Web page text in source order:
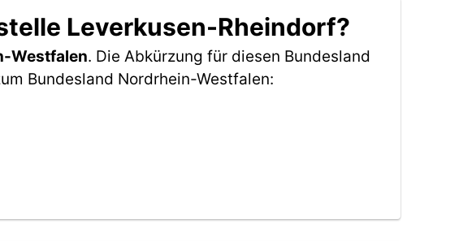
Leverkusen-Rheindorf?
Westfalen. Die Abkürzung für diesen Bundesland
Bundesland Nordrhein-Westfalen: